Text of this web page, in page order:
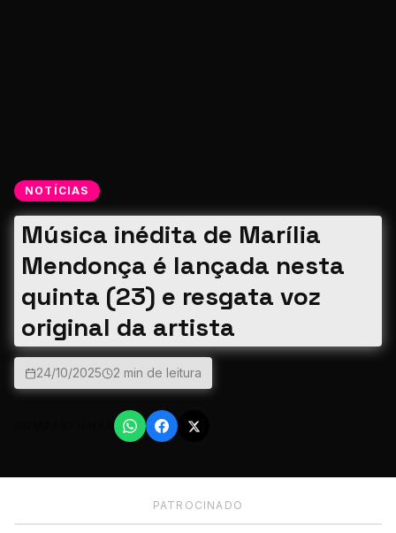
NOTÍCIAS
Música inédita de Marília
Mendonça é lançada nesta
quinta (23) e resgata voz
original da artista
24/10/2025 2 min de leitura
COMPARTILHAR
PATROCINADO